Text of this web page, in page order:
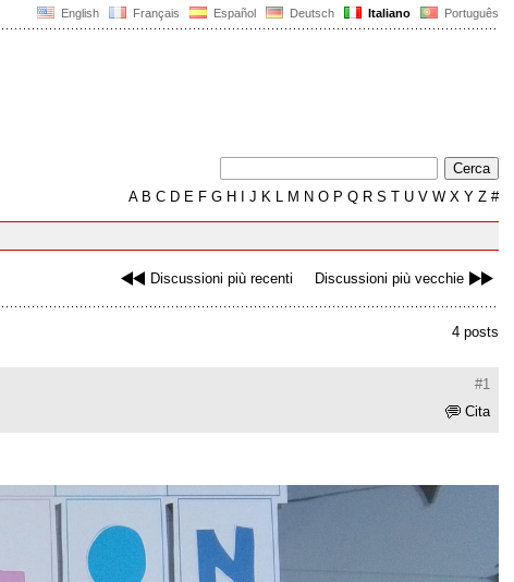
English Français Español Deutsch Italiano Português
AB C D E F G H J K L M N O P Q R S T U V W X Y Z #
Discussioni più recenti Discussioni più vecchie
4 posts
#1
Cita